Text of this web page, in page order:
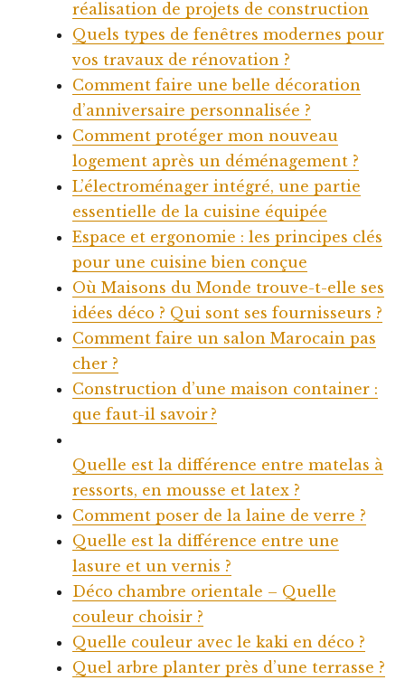
réalisation de projets de construction
Quels types de fenêtres modernes pour
vos travaux de rénovation ?
Comment faire une belle décoration
d’anniversaire personnalisée ?
Comment protéger mon nouveau
logement après un déménagement ?
L’électroménager intégré, une partie
essentielle de la cuisine équipée
Espace et ergonomie : les principes clés
pour une cuisine bien conçue
Où Maisons du Monde trouve-t-elle ses
idées déco ? Qui sont ses fournisseurs ?
Comment faire un salon Marocain pas
cher ?
Construction d’une maison container :
que faut-il savoir ?
Quelle est la différence entre matelas à
ressorts, en mousse et latex ?
Comment poser de la laine de verre ?
Quelle est la différence entre une
lasure et un vernis ?
Déco chambre orientale – Quelle
couleur choisir ?
Quelle couleur avec le kaki en déco ?
Quel arbre planter près d’une terrasse ?